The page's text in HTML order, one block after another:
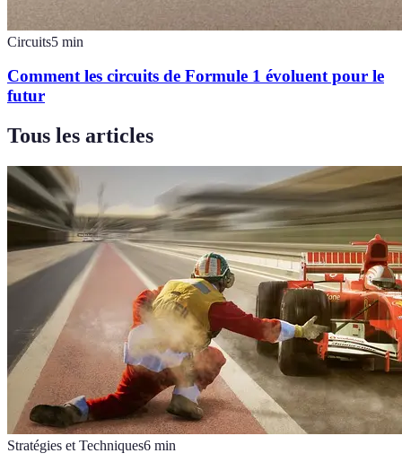
Circuits5 min
Comment les circuits de Formule 1 évoluent pour le
futur
Tous les articles
Stratégies et Techniques6 min